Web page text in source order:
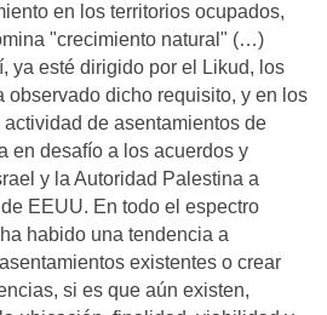
en los territorios ocupados,
"crecimiento natural" (…)
ya esté dirigido por el Likud, los
observado dicho requisito, y en los
de asentamientos de
en desafío a los acuerdos y
y la Autoridad Palestina a
EEUU. En todo el espectro
habido una tendencia a
existentes o crear
si es que aún existen,